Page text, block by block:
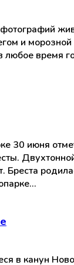
и
любое время
30 июня
Бреста
в канун